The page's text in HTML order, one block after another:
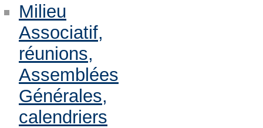
Milieu
Associatif,
réunions,
Assemblées
Générales,
calendriers